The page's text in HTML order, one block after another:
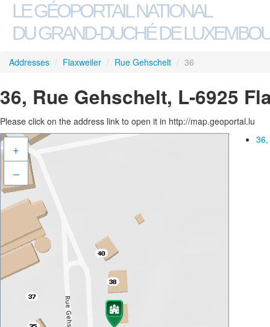
LE GÉOPORTAIL NATIONAL
DU GRAND-DUCHÉ DE
Addresses / Flaxweiler / Rue Gehschelt / 36
36, Rue Gehschelt, L-6925
Please click on the address link to open it in http://map.geoportal.lu
+
–